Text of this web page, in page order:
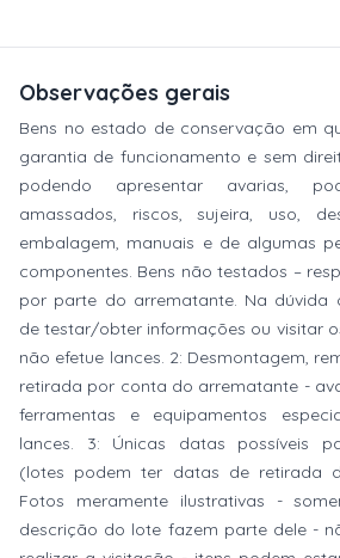
Observações gerais
Bens no estado de conservação em
garantia de funcionamento e sem
podendo apresentar avarias,
amassados, riscos, sujeira, uso,
embalagem, manuais e de algumas
componentes. Bens não testados –
por parte do arrematante. Na dúvida
de testar/obter informações ou visitar
não efetue lances. 2: Desmontagem,
retirada por conta do arrematante -
ferramentas e equipamentos
lances. 3: Únicas datas possíveis
(lotes podem ter datas de retirada
Fotos meramente ilustrativas -
descrição do lote fazem parte dele -